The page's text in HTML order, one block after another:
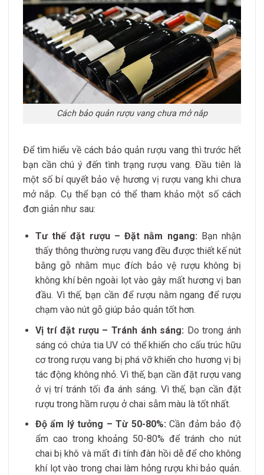
Cách bảo quản rượu vang chưa mở nắp
Để tìm hiểu về cách bảo quản rượu vang thì trước hết
bạn cần chú ý đến tình trạng rượu vang. Đầu tiên là
một số bí quyết bảo vệ hương vị rượu vang khi chưa
mở nắp. Cụ thể bạn có thể tham khảo một số cách
đơn giản như sau:
Tư thế đặt rượu – Đặt nằm ngang: Bạn nhận
thấy thông thường rượu vang đều được thiết kế nút
bằng gỗ nhằm mục đích bảo vệ rượu không bị
không khí bên ngoài lọt vào gây mất hương vị ban
đầu. Vì thế, bạn cần để rượu nằm ngang để rượu
chạm vào nút gỗ giúp bảo quản tốt hơn.
Vị trí đặt rượu – Tránh ánh sáng: Do trong ánh
sáng có chứa tia UV có thể khiến cho cấu trúc hữu
cơ trong rượu vang bị phá vỡ khiến cho hương vị bị
tác động không nhỏ. Vì thế, bạn cần đặt rượu vang
ở vị trí tránh tối đa ánh sáng. Vì thế, bạn cần đặt
rượu trong hầm rượu ở chai sẫm màu là tốt nhất.
Độ ẩm lý tưởng – Từ 50-80%:Cần đảm bảo độ
ẩm cao trong khoảng 50-80% để tránh cho nút
chai bị khô và mất đi tính đàn hồi dễ để cho không
khí lọt vào trong chai làm hỏng rượu khi bảo quản.